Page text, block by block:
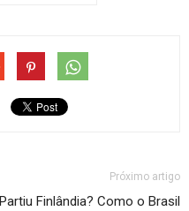
Próximo artigo
Partiu Finlândia? Como o Brasil